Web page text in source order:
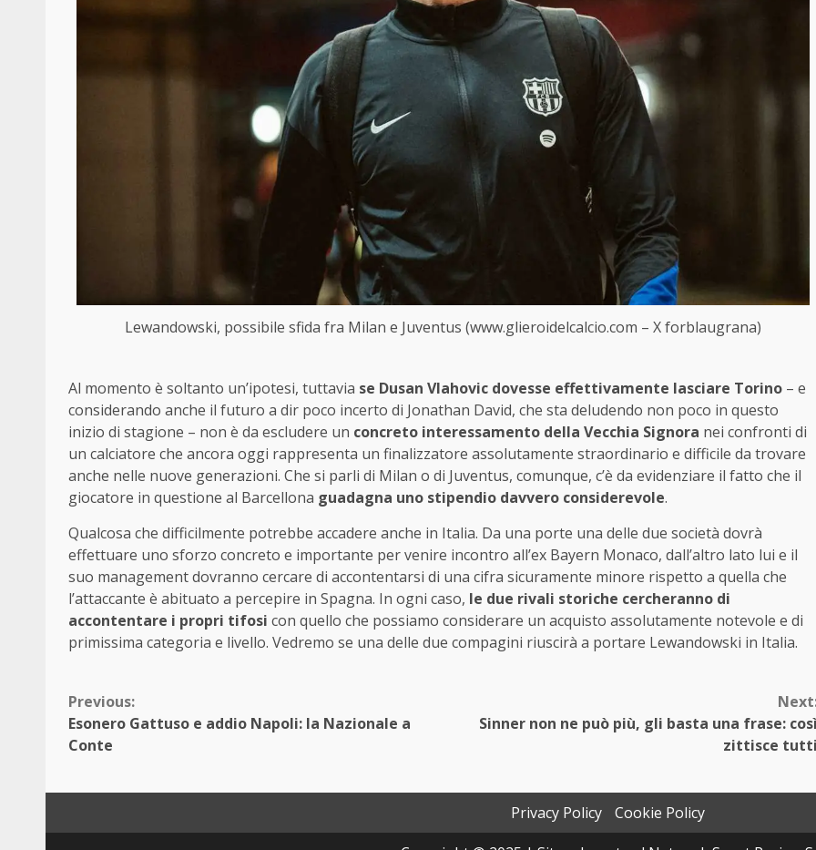
Lewandowski, possibile sfida fra Milan e Juventus (www.glieroidelcalcio.com – X forblaugrana)
Al momento è soltanto un’ipotesi, tuttavia se Dusan Vlahovic dovesse effettivamente lasciare Torino – e
considerando anche il futuro a dir poco incerto di Jonathan David, che sta deludendo non poco in questo
inizio di stagione – non è da escludere un concreto interessamento della Vecchia Signora nei confronti di
un calciatore che ancora oggi rappresenta un finalizzatore assolutamente straordinario e difficile da trovare
anche nelle nuove generazioni. Che si parli di Milan o di Juventus, comunque, c’è da evidenziare il fatto che il
giocatore in questione al Barcellona guadagna uno stipendio davvero considerevole.
Qualcosa che difficilmente potrebbe accadere anche in Italia. Da una porte una delle due società dovrà
effettuare uno sforzo concreto e importante per venire incontro all’ex Bayern Monaco, dall’altro lato lui e il
suo management dovranno cercare di accontentarsi di una cifra sicuramente minore rispetto a quella che
l’attaccante è abituato a percepire in Spagna. In ogni caso, le due rivali storiche cercheranno di
accontentare i propri tifosi con quello che possiamo considerare un acquisto assolutamente notevole e di
primissima categoria e livello. Vedremo se una delle due compagini riuscirà a portare Lewandowski in Italia.
Continue
Reading
Previous:
Esonero Gattuso e addio Napoli: la Nazionale a
Conte
Sinner non ne può più, gli basta una frase:
zittisce
Privacy Policy
Cookie Policy